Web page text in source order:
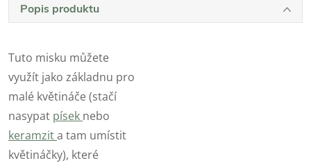
Popis produktu
Tuto misku můžete
využít jako základnu pro
malé květináče (stačí
nasypat písek nebo
keramzita tam umístit
květináčky), které